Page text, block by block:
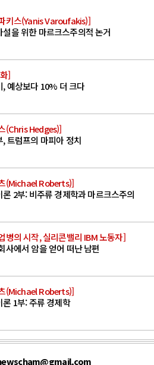
키스(Yanis Varoufakis)]
설을 위한 마르크스주의적 논거
]
, 예상보다 10% 더 크다
(Chris Hedges)]
트럼프의 마피아 정치
(Michael Roberts)]
론 2부: 비주류 경제학과 마르크스주의
병의 시작, 실리콘밸리 IBM 노동자]
에서 암을 얻어 떠난 남편
(Michael Roberts)]
론 1부: 주류 경제학